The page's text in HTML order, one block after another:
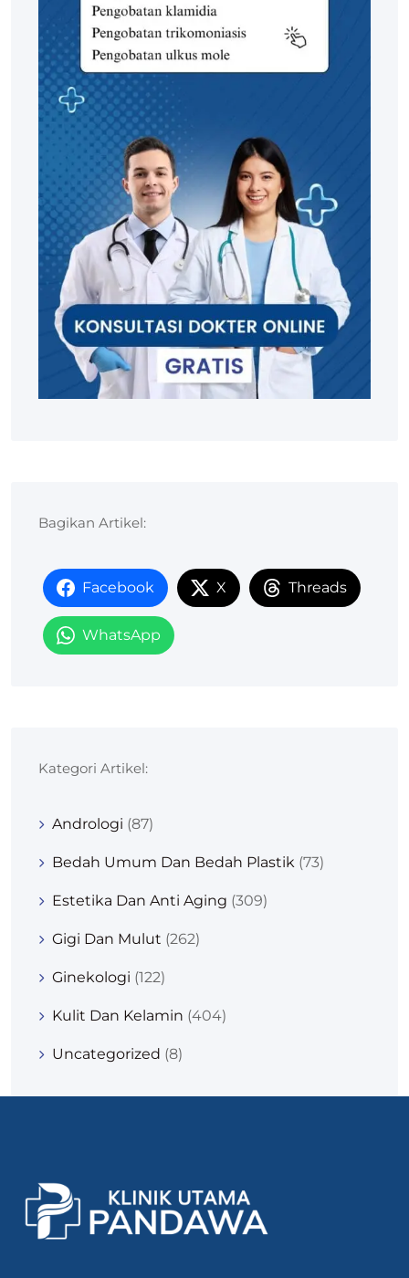
Bagikan Artikel:
Facebook X Threads
WhatsApp
Kategori Artikel:
Andrologi (87)
Bedah Umum Dan Bedah Plastik (73)
Estetika Dan Anti Aging (309)
Gigi Dan Mulut (262)
Ginekologi (122)
Kulit Dan Kelamin (404)
Uncategorized (8)